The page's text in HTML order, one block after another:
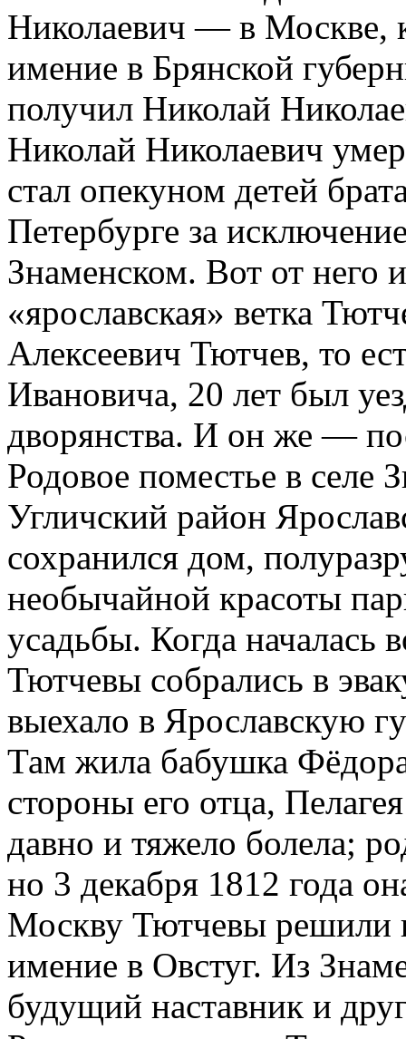
Николаевич — в Москве,
имение в Брянской
получил Николай
Николай Николаевич
стал опекуном детей
Петербурге за
Знаменском. Вот от него
«ярославская» ветка
Алексеевич Тютчев, то
Ивановича, 20 лет был
дворянства. И он же —
Родовое поместье в селе
Угличский район
сохранился дом,
необычайной красоты
усадьбы. Когда началась
Тютчевы собрались в
выехало в Ярославскую
Там жила бабушка
стороны его отца,
давно и тяжело болела;
но 3 декабря 1812 года
Москву Тютчевы решили
имение в Овстуг. Из
будущий наставник и